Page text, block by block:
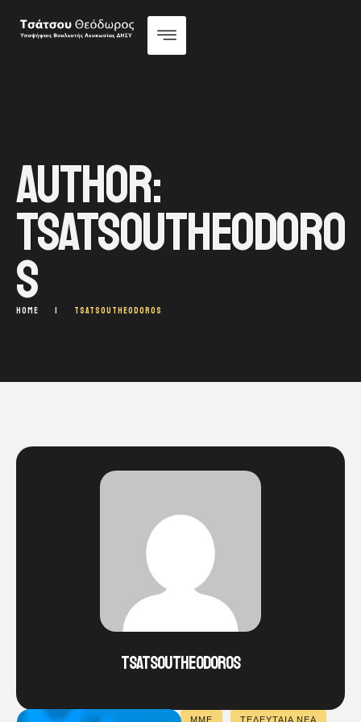
AUTHOR:
TSATSOUTHEODORO
S
HOME | TSATSOUTHEODOROS
TSATSOUTHEODOROS